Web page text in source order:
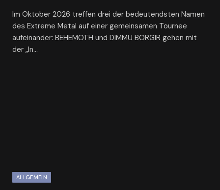
Im Oktober 2026 treffen drei der bedeutendsten Namen
des Extreme Metal auf einer gemeinsamen Tournee
aufeinander: BEHEMOTH und DIMMU BORGIR gehen mit
der „In…
ALLGEMEIN